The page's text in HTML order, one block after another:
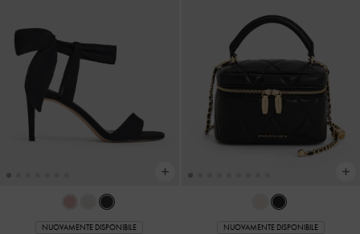
NUOVAMENTE DISPONIBILE NUOVAMENTE DISPONIBILE